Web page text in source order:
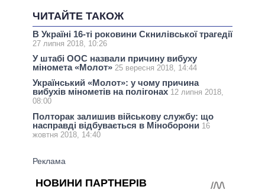
ЧИТАЙТЕ ТАКОЖ
В Україні 16-ті роковини Скнилівської трагедії
27 липня 2018, 10:26
У штабі ООС назвали причину вибуху
міномета «Молот» 25 вересня 2018, 14:44
Український «Молот»: у чому причина
вибухів мінометів на полігонах 12 липня 2018,
08:00
Полторак залишив військову службу: що
насправді відбувається в Міноборони 16
жовтня 2018, 14:40